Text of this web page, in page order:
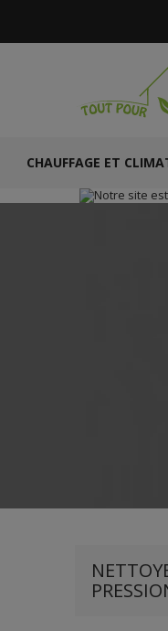
CHAUFFAGE ET